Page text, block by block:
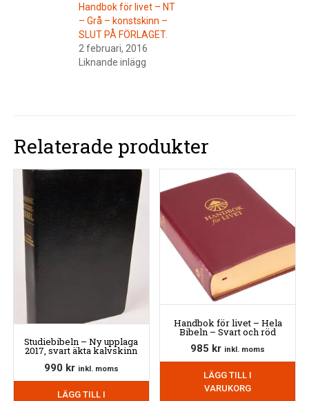
Handbok för livet – NT
– Grå – konstskinn –
SLUT PÅ FÖRLAGET.
2 februari, 2016
Liknande inlägg
Relaterade produkter
Studiebibeln – Ny upplaga
2017, svart äkta kalvskinn
990 kr inkl. moms
LÄGG TILL I
Handbok för livet – Hela
Bibeln – Svart och röd
985 kr inkl. moms
LÄGG TILL I
VARUKORG